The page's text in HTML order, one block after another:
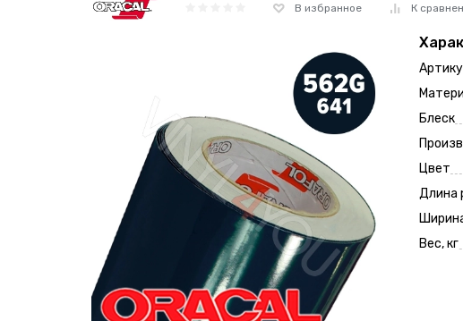
В избранное К
Блеск
Цвет
Длина
Вес, кг